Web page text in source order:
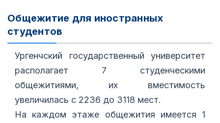
Общежитие для иностранных
студентов
Ургенчский государственный университет
располагает 7 студенческими
общежитиями, их вместимость
увеличилась с 2236 до 3118 мест.
На каждом этаже общежития имеется 1